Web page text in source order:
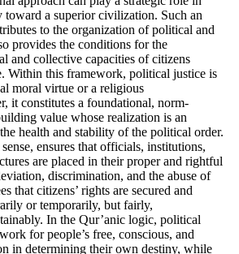
toward a superior civilization. Such an
to the organization of political and
provides the conditions for the
and collective capacities of citizens
Within this framework, political justice is
moral virtue or a religious
it constitutes a foundational, norm-
value whose realization is an
health and stability of the political order.
ensures that officials, institutions,
are placed in their proper and rightful
discrimination, and the abuse of
that citizens’ rights are secured and
or temporarily, but fairly,
In the Qur’anic logic, political
for people’s free, conscious, and
in determining their own destiny, while